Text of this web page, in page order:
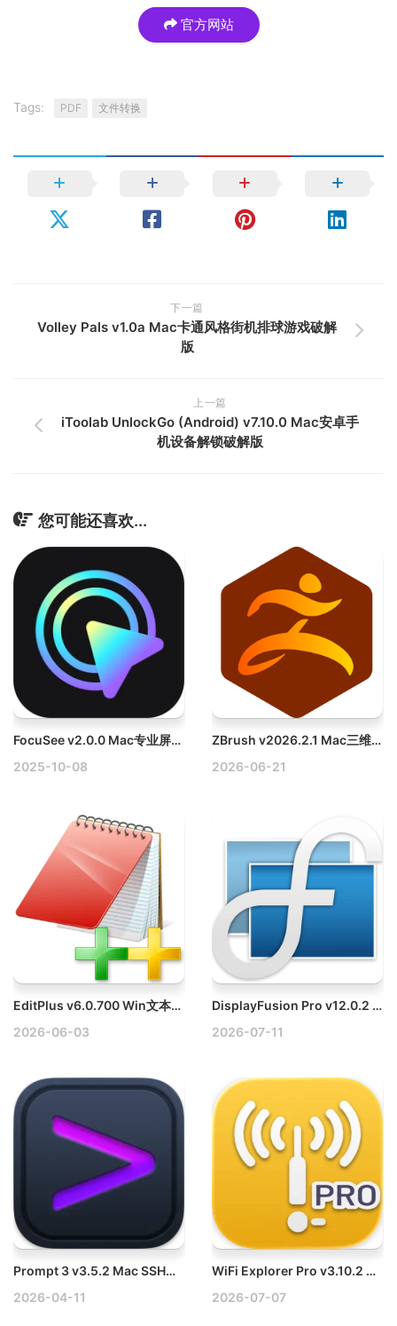
官方网站
Tags: PDF 文件转换
下一篇
Volley Pals v1.0a Mac卡通风格街机排球游戏破解
版
上一篇
iToolab UnlockGo (Android) v7.10.0 Mac安卓手
机设备解锁破解版
您可能还喜欢...
FocuSee v2.0.0 Mac专业屏幕录制与自动编辑工具
2025-10-08
ZBrush v2026.2.1 Mac三维数字雕刻软件破解版
2026-06-21
EditPlus v6.0.700 Win文本编辑器破解版
2026-06-03
DisplayFusion Pro v12.0.2 Win多显示器管理软件破解版
2026-07-11
Prompt 3 v3.5.2 Mac SSH终端应用破解版
2026-04-11
WiFi Explorer Pro v3.10.2 Mac WiFi无线扫描和管理工具破解版
2026-07-07